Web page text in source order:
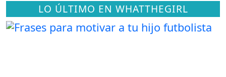
LO ÚLTIMO EN WHATTHEGIRL